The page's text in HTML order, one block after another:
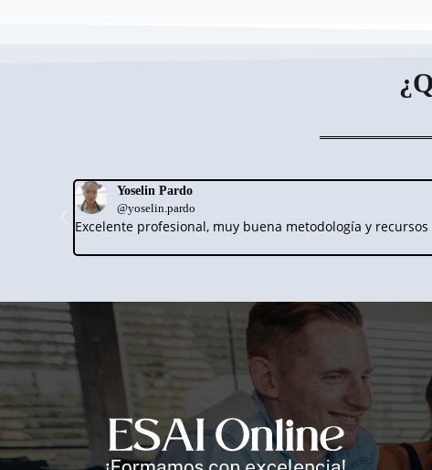
Yoselin Pardo
@yoselin.pardo
Excelente profesional, muy buena metodología y